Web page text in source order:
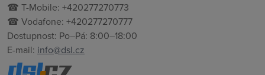
☎ T-Mobile: +420277270773
☎ Vodafone: +420277270777
Dostupnost: Po–Pá: 8:00–18:00
E-mail: info@dsl.cz